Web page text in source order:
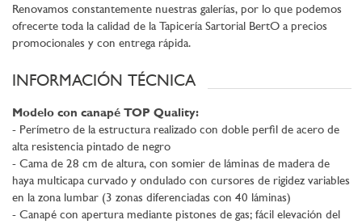
Renovamos constantemente nuestras galerías, por lo que podemos
ofrecerte toda la calidad de la Tapicería Sartorial BertO a precios
promocionales y con entrega rápida.
INFORMACIÓN TÉCNICA
Modelo con canapé TOP Quality:
- Perímetro de la estructura realizado con doble perfil de acero de
alta resistencia pintado de negro
- Cama de 28 cm de altura, con somier de láminas de madera de
haya multicapa curvado y ondulado con cursores de rigidez variables
en la zona lumbar (3 zonas diferenciadas con 40 láminas)
- Canapé con apertura mediante pistones de gas; fácil elevación del